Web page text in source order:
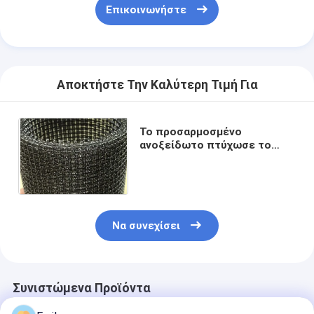
Επικοινωνήστε
Αποκτήστε Την Καλύτερη Τιμή Για
Το προσαρμοσμένο
ανοξείδωτο πτύχωσε το
Να συνεχίσει
Συνιστώμενα Προϊόντα